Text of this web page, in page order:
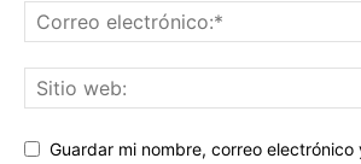
Guardar mi nombre, correo